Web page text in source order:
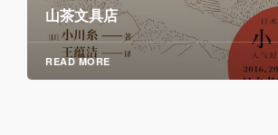
山茶文具店
READ MORE